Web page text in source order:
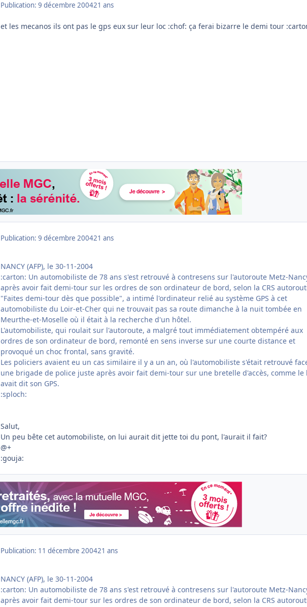
Publication: 9 décembre 200421 ans
et les mecanos ils ont pas le gps eux sur leur loc :chof: ça ferai bizarre le demi tour
Publication: 9 décembre 200421 ans
NANCY (AFP), le 30-11-2004
:carton: Un automobiliste de 78 ans s'est retrouvé à contresens sur l'autoroute Metz-
après avoir fait demi-tour sur les ordres de son ordinateur de bord, selon la CRS
"Faites demi-tour dès que possible", a intimé l'ordinateur relié au système GPS à cet
automobiliste du Loir-et-Cher qui ne trouvait pas sa route dimanche à la nuit tombée en
Meurthe-et-Moselle où il était à la recherche d'un hôtel.
L'automobiliste, qui roulait sur l'autoroute, a malgré tout immédiatement obtempéré aux
ordres de son ordinateur de bord, remonté en sens inverse sur une courte distance et
provoqué un choc frontal, sans gravité.
Les policiers avaient eu un cas similaire il y a un an, où l'automobiliste s'était retrouvé
une brigade de police juste après avoir fait demi-tour sur une bretelle d'accès, comme le
avait dit son GPS.
:sploch:
Salut,
Un peu bête cet automobiliste, on lui aurait dit jette toi du pont, l'aurait il fait?
@+
:gouja:
Publication: 11 décembre 200421 ans
NANCY (AFP), le 30-11-2004
:carton: Un automobiliste de 78 ans s'est retrouvé à contresens sur l'autoroute Metz-
après avoir fait demi-tour sur les ordres de son ordinateur de bord, selon la CRS